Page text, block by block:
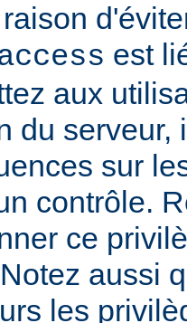
est
aux
du serveur,
sur
contrôle.
ce
aussi
les